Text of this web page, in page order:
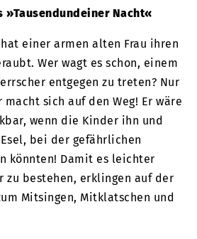
»Tausendundeiner Nacht«
einer armen alten Frau ihren
Wer wagt es schon, einem
entgegen zu treten? Nur
sich auf den Weg! Er wäre
wenn die Kinder ihn und
bei der gefährlichen
könnten! Damit es leichter
bestehen, erklingen auf der
Mitsingen, Mitklatschen und